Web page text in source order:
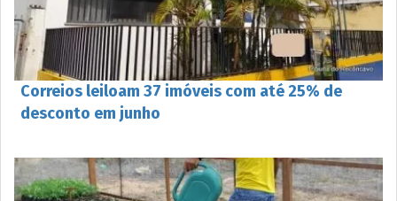
Correios leiloam 37 imóveis com até 25% de
desconto em junho